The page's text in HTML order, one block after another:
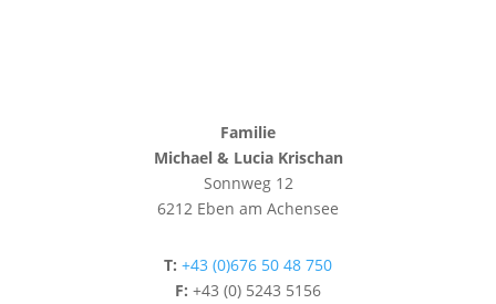
Familie
Michael & Lucia Krischan
Sonnweg 12
6212 Eben am Achensee
T: +43 (0)676 50 48 750
F: +43 (0) 5243 5156